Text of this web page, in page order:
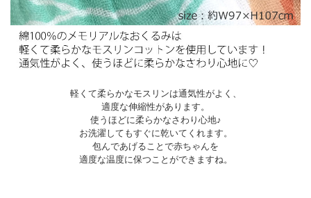
軽くて柔らかなモスリンは通気性がよく、
適度な伸縮性があります。
使うほどに柔らかなさわり心地♪
お洗濯してもすぐに乾いてくれます。
包んであげることで赤ちゃんを
適度な温度に保つことができますね。